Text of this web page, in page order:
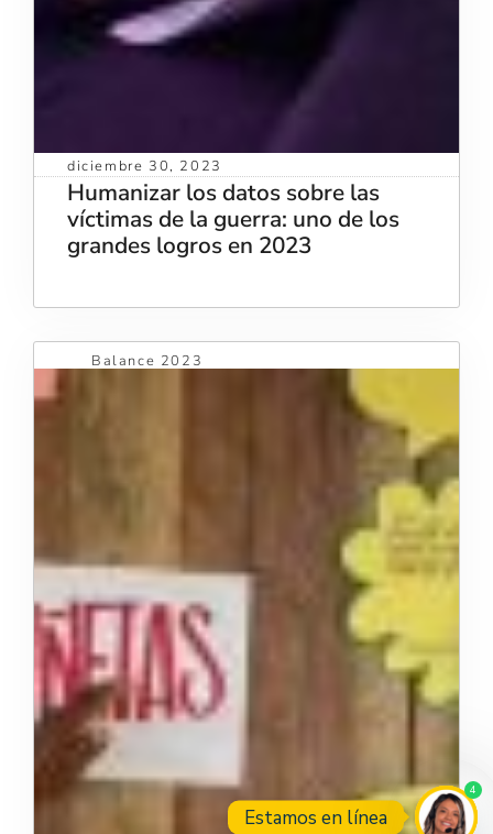
diciembre 30, 2023
Humanizar los datos sobre las
víctimas de la guerra: uno de los
grandes logros en 2023
Balance 2023
Estamos en línea
4